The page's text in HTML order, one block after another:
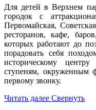
Для детей в Верхнем
городок с
Первомайская,
ресторанов, кафе,
которых работают до
порадовать себя
историческому
ступеням, окруженным
первому звонку.
Читать далее Свернуть